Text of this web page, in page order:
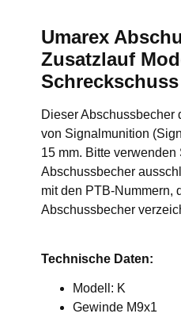
Umarex
Zusatzlauf
Dieser Abschussbecher
von Signalmunition
15 mm. Bitte verwenden
Abschussbecher
mit den PTB-Nummern,
Abschussbecher
Technische Daten:
Modell: K
Gewinde M9x1